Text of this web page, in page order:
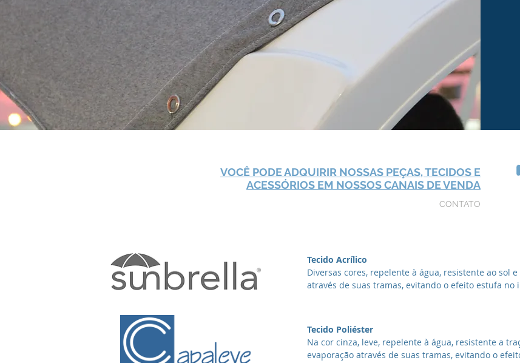
VOCÊ PODE ADQUIRIR NOSSAS PEÇAS, TECIDOS E
ACESSÓRIOS EM NOSSOS CANAIS DE VENDA
CONTATO
Tecido Acrílico
Diversas cores, repelente à água, resistente ao sol
através de suas tramas, evitando o efeito estufa no
Tecido Poliéster
Na cor cinza, leve, repelente à água, resistente a
evaporação através de suas tramas, evitando o